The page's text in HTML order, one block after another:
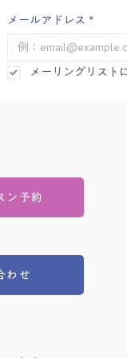
メールアドレス *
メーリングリスト
ン予約
わせ